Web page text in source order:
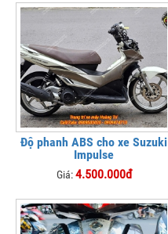
Độ phanh ABS cho xe Suzuki
Impulse
Giá:4.500.000đ